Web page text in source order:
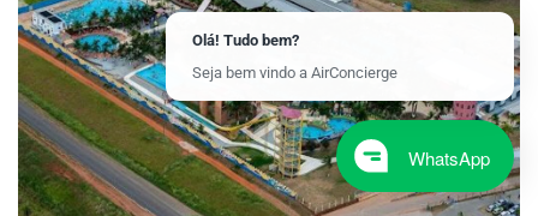
WhatsApp
Olá! Tudo bem?
Seja bem vindo a AirConcierge